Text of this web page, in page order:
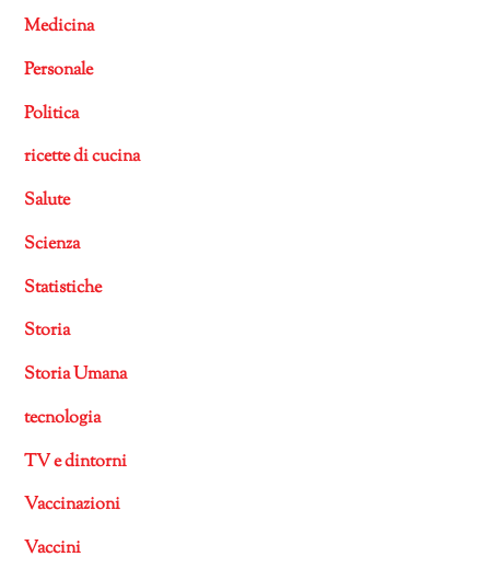
Medicina
Personale
Politica
ricette di cucina
Salute
Scienza
Statistiche
Storia
Storia Umana
tecnologia
TV e dintorni
Vaccinazioni
Vaccini